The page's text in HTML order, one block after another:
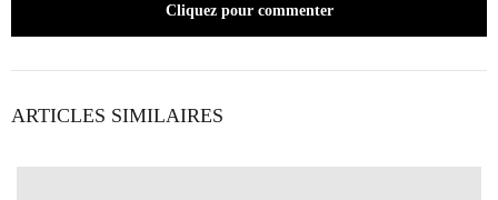
Cliquez pour commenter
ARTICLES SIMILAIRES